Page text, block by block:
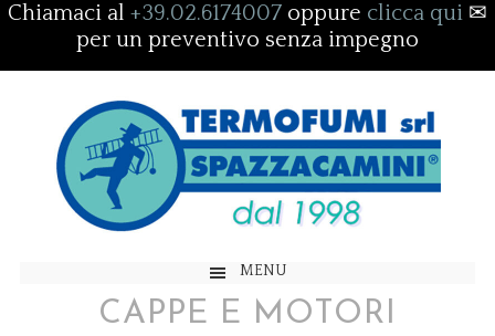
Chiamaci al +39.02.6174007 oppure clicca qui ✉
per un preventivo senza impegno
MENU
CAPPE E MOTORI